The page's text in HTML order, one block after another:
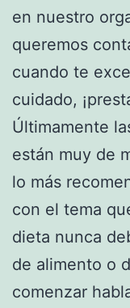
en nuestro
queremos
cuando te
cuidado,
Últimamente
están muy de
lo más
con el tema
dieta nunca
de alimento o
comenzar